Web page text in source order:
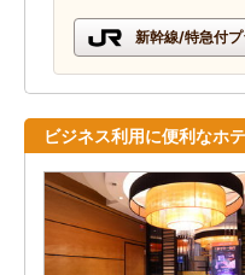
新幹線/特急付
ビジネス利用に便利なホ